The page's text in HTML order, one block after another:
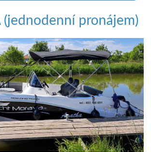
(jednodenní pronájem)